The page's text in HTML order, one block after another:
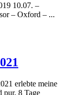
10.07. –
– Oxford – ...
erlebte meine
pur. 8 Tage